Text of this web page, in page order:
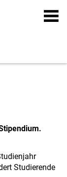
Studierende